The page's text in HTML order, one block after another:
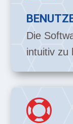
Die
intuitiv zu
